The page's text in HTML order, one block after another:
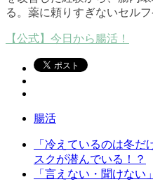
る。薬に頼りすぎないセル
【公式】今日から腸活！
腸活
「冷えているのは冬だ
スクが潜んでいる！？
「言えない・聞けない